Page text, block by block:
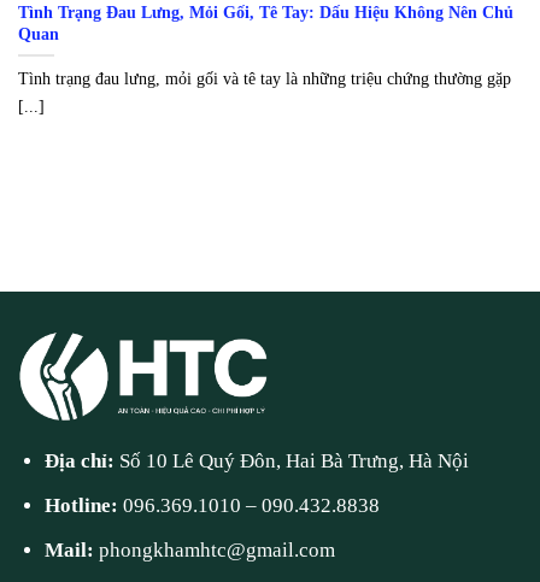
Tình Trạng Đau Lưng, Mỏi Gối, Tê Tay: Dấu Hiệu Không Nên Chủ
Quan
Tình trạng đau lưng, mỏi gối và tê tay là những triệu chứng thường gặp
[...]
Địa chỉ: Số 10 Lê Quý Đôn, Hai Bà Trưng, Hà Nội
Hotline:096.369.1010 –090.432.8838
Mail:phongkhamhtc@gmail.com